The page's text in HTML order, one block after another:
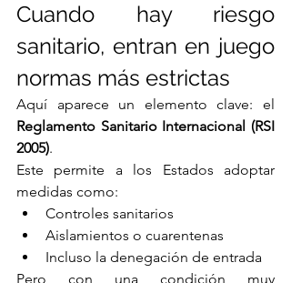
Cuando hay riesgo
sanitario, entran en juego
normas más estrictas
Reglamento Sanitario Internacional (RSI
2005).
Este permite a los Estados adoptar
medidas como:
Controles sanitarios
Aislamientos o cuarentenas
Incluso la denegación de entrada
Pero con una condición muy